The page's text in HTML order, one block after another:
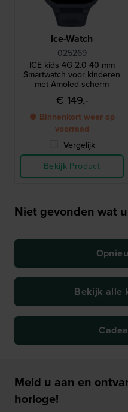
Ice-Watch
025269
ICE kids 4G 2.0 40 mm
Smartwatch voor kinderen
met Amoled-scherm
€ 149,-
● Binnenkort weer op
voorraad
Vergelijk
Bekijk Product
Niet gevonden wat
Bekijk alle
Meld u aan en
horloge!